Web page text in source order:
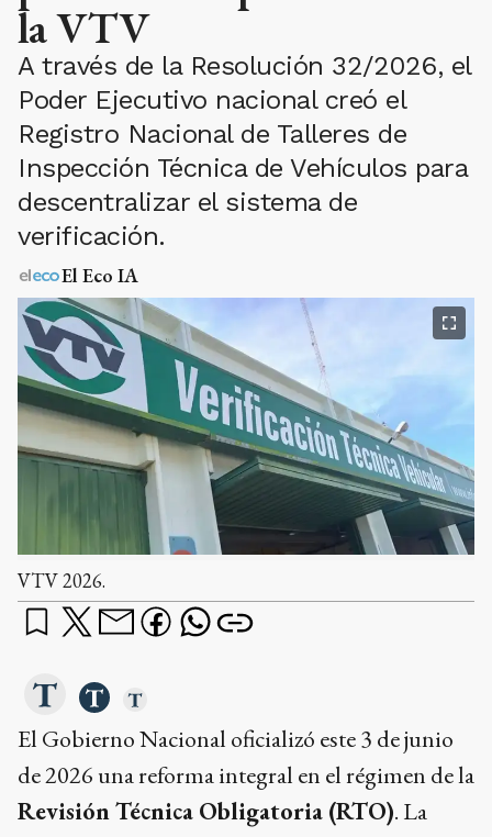
la VTV
A través de la Resolución 32/2026, el
Poder Ejecutivo nacional creó el
Registro Nacional de Talleres de
Inspección Técnica de Vehículos para
descentralizar el sistema de
verificación.
El Eco IA
VTV 2026.
El Gobierno Nacional oficializó este 3 de junio
de 2026 una reforma integral en el régimen de la
Revisión Técnica Obligatoria (RTO). La